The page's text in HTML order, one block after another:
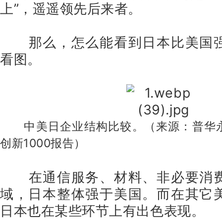
上”，遥遥领先后来者。
那么，怎么能看到日本比美国
看图。
中美日企业结构比较。（来源：普华
创新1000报告）
在通信服务、材料、非必要消
域，日本整体强于美国。而在其它
日本也在某些环节上有出色表现。